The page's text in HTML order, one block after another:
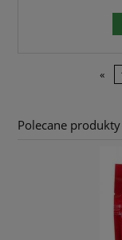
«
Polecane produkty